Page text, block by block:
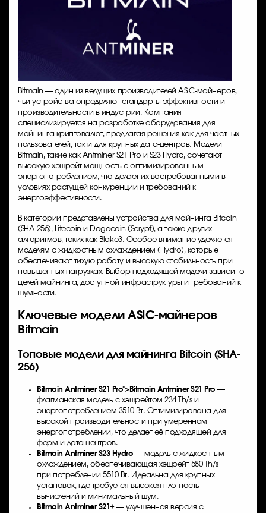
Bitmain — один из ведущих производителей ASIC-майнеров,
чьи устройства определяют стандарты эффективности и
производительности в индустрии. Компания
специализируется на разработке оборудования для
майнинга криптовалют, предлагая решения как для частных
пользователей, так и для крупных дата-центров. Модели
Bitmain, такие как Antminer S21 Pro и S23 Hydro, сочетают
высокую хэшрейт-мощность с оптимизированным
энергопотреблением, что делает их востребованными в
условиях растущей конкуренции и требований к
энергоэффективности.
В категории представлены устройства для майнинга Bitcoin
(SHA-256), Litecoin и Dogecoin (Scrypt), а также других
алгоритмов, таких как Blake3. Особое внимание уделяется
моделям с жидкостным охлаждением (Hydro), которые
обеспечивают тихую работу и высокую стабильность при
повышенных нагрузках. Выбор подходящей модели зависит от
целей майнинга, доступной инфраструктуры и требований к
шумности.
Ключевые модели ASIC-майнеров
Bitmain
Топовые модели для майнинга Bitcoin (SHA-
256)
Bitmain Antminer S21 Pro">Bitmain Antminer S21 Pro —
флагманская модель с хэшрейтом 234 Th/s и
энергопотреблением 3510 Вт. Оптимизирована для
высокой производительности при умеренном
энергопотреблении, что делает её подходящей для
ферм и дата-центров.
Bitmain Antminer S23 Hydro— модель с жидкостным
охлаждением, обеспечивающая хэшрейт 580 Th/s
при потреблении 5510 Вт. Идеальна для крупных
установок, где требуется высокая плотность
вычислений и минимальный шум.
Bitmain Antminer S21+— улучшенная версия с